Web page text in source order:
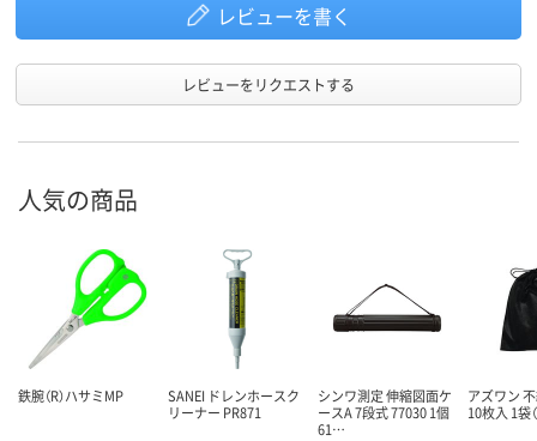
レビューを書く
レビューをリクエストする
人気の商品
鉄腕（R）ハサミMP
SANEI ドレンホースク
リーナー PR871
シンワ測定 伸縮図面ケ
ースA 7段式 77030 1個
61…
アズワン
10枚入 1袋